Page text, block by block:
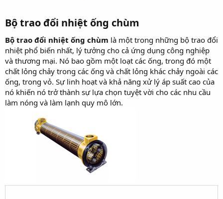
Bộ trao đổi nhiệt ống chùm
Bộ trao đổi nhiệt ống chùm là một trong những bộ trao đổi
nhiệt phổ biến nhất, lý tưởng cho cả ứng dụng công nghiệp
và thương mại. Nó bao gồm một loạt các ống, trong đó một
chất lỏng chảy trong các ống và chất lỏng khác chảy ngoài các
ống, trong vỏ. Sự linh hoạt và khả năng xử lý áp suất cao của
nó khiến nó trở thành sự lựa chọn tuyệt vời cho các nhu cầu
làm nóng và làm lạnh quy mô lớn.